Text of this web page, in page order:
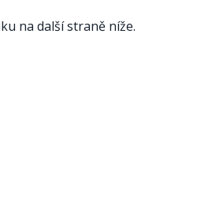
na další straně níže.